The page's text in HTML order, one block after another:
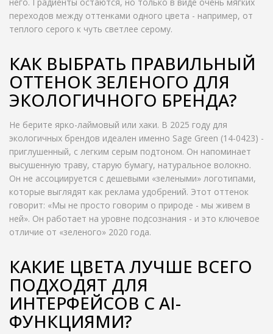
него. Градиенты остаются, но только в виде очень мягких
переходов между оттенками одного цвета - например, от
теплого серого к чуть светлее серому.
КАК ВЫБРАТЬ ПРАВИЛЬНЫЙ
ОТТЕНОК ЗЕЛЕНОГО ДЛЯ
ЭКОЛОГИЧНОГО БРЕНДА?
Не берите ярко-лаймовый или хаки. В 2025 году для
экологичных брендов идеален именно Sage Green (14-0423) -
приглушенный, с легким серым подтоном. Он напоминает
высушенную траву, старую бумагу, натуральное волокно.
Он не ассоциируется с дешевыми «зелеными» логотипами,
которые выглядят как реклама удобрений. Этот оттенок
говорит: «Мы не просто говорим о природе - мы живем в
ней». Он работает на уровне подсознания - и это ключевое
отличие от «зеленого» 2020 года.
КАКИЕ ЦВЕТА ЛУЧШЕ ВСЕГО
ПОДХОДЯТ ДЛЯ
ИНТЕРФЕЙСОВ С AI-
ФУНКЦИЯМИ?